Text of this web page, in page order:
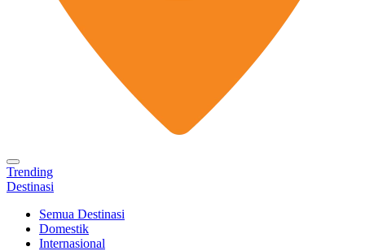
Trending
Destinasi
Semua Destinasi
Domestik
Internasional